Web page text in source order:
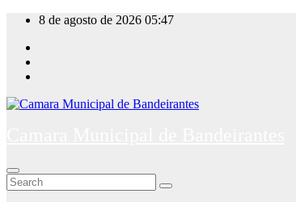
Skip
content
8 de agosto de 2026 05:47